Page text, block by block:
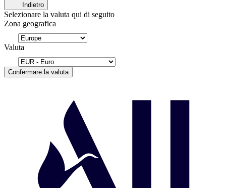
Indietro
Selezionare la valuta qui di seguito
Zona geografica
Valuta
Confermare la valuta